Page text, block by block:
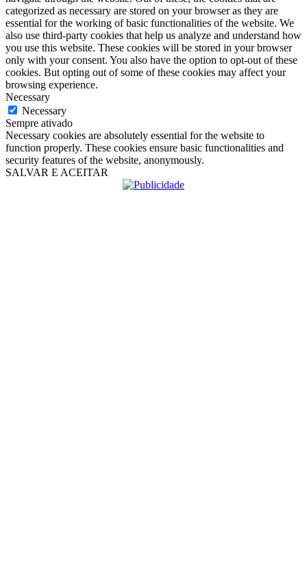
categorized as necessary are stored on your browser as they are
essential for the working of basic functionalities of the website. We
also use third-party cookies that help us analyze and understand how
you use this website. These cookies will be stored in your browser
only with your consent. You also have the option to opt-out of these
cookies. But opting out of some of these cookies may affect your
browsing experience.
Necessary
Necessary
Sempre ativado
Necessary cookies are absolutely essential for the website to
function properly. These cookies ensure basic functionalities and
security features of the website, anonymously.
SALVAR E ACEITAR